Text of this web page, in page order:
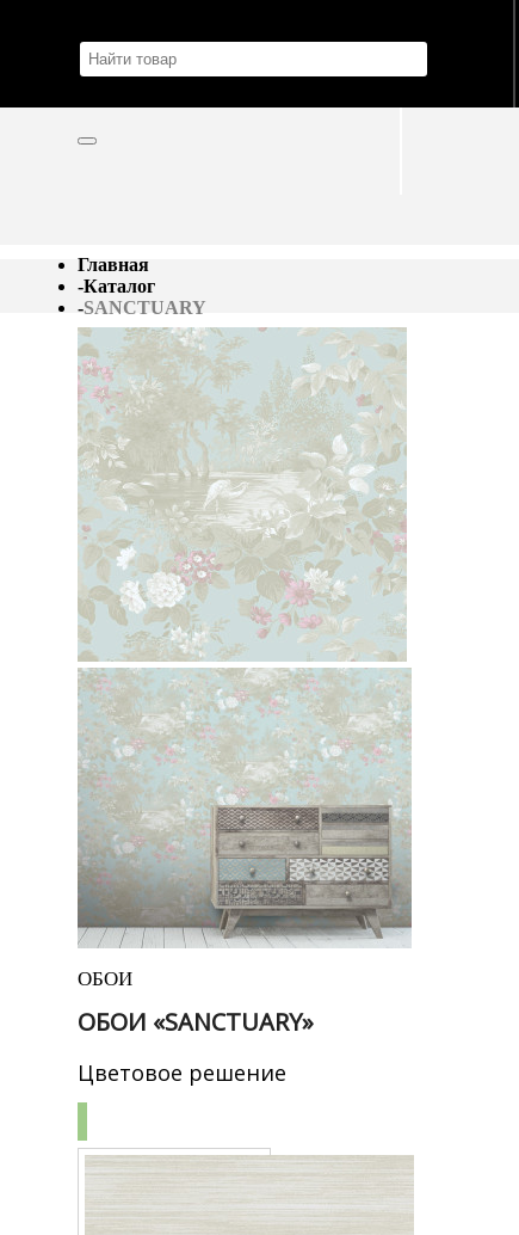
Главная
-Каталог
-SANCTUARY
ОБОИ
ОБОИ «SANCTUARY»
Цветовое решение